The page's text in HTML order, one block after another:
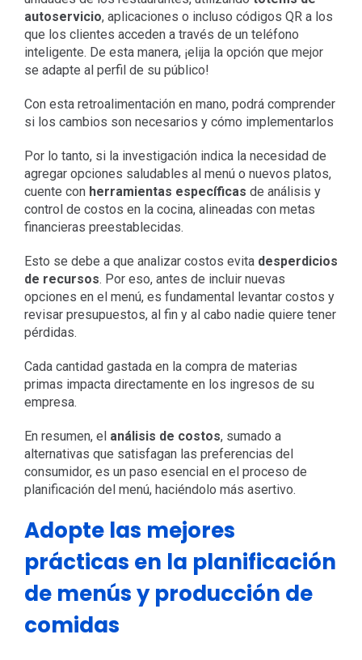
autoservicio, aplicaciones o incluso códigos QR a los
que los clientes acceden a través de un teléfono
inteligente. De esta manera, ¡elija la opción que mejor
se adapte al perfil de su público!
Con esta retroalimentación en mano, podrá comprender
si los cambios son necesarios y cómo implementarlos
Por lo tanto, si la investigación indica la necesidad de
agregar opciones saludables al menú o nuevos platos,
cuente con herramientas específicas de análisis y
control de costos en la cocina, alineadas con metas
financieras preestablecidas.
Esto se debe a que analizar costos evita desperdicios
de recursos. Por eso, antes de incluir nuevas
opciones en el menú, es fundamental levantar costos y
revisar presupuestos, al fin y al cabo nadie quiere tener
pérdidas.
Cada cantidad gastada en la compra de materias
primas impacta directamente en los ingresos de su
empresa.
En resumen, el análisis de costos, sumado a
alternativas que satisfagan las preferencias del
consumidor, es un paso esencial en el proceso de
planificación del menú, haciéndolo más asertivo.
Adopte las mejores
prácticas en la planificación
de menús y producción de
comidas